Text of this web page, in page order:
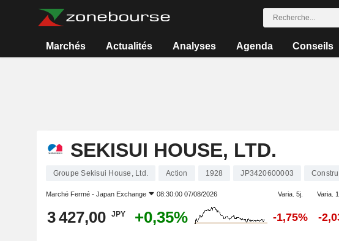
Marchés Actualités Analyses Agenda Conseils
SEKISUI HOUSE, LTD.
Groupe Sekisui House, Ltd. Action 1928 JP3420600003
Marché Fermé - Japan Exchange 08:30:00 07/08/2026 Varia. 5j. Varia.
3 427,00 JPY +0,35% -1,75% -